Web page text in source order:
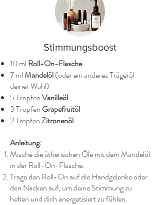
Stimmungsboost
10 ml Roll-On-Flasche
7 mlMandelöl(oder ein anderes Trägeröl
deiner Wahl)
5 TropfenVanilleöl
3 Tropfen Grapefruitöl
2 TropfenZitronenöl
Anleitung:
Mische die ätherischen Öle mit dem Mandelöl
in der Roll-On-Flasche.
Trage den Roll-On auf die Handgelenke oder
den Nacken auf, um deine Stimmung zu
heben und dich energetisiert zu fühlen.